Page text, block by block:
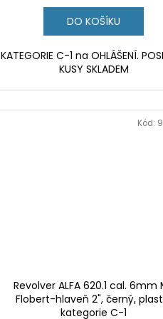
DO KOŠÍKU
KATEGORIE C-1 na OHLÁŠENÍ.
KUSY SKLADEM
Revolver ALFA 620.1 cal. 6mm
Flobert-hlaveň 2", černý,
kategorie C-1
Kód: